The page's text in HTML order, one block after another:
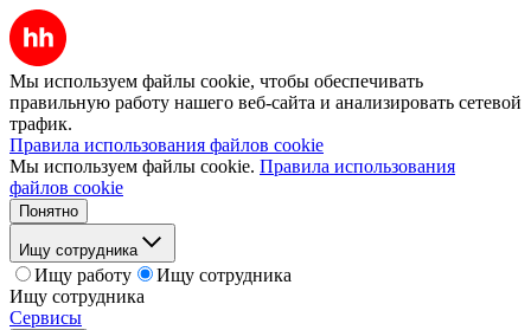
Мы используем файлы cookie, чтобы обеспечивать
правильную работу нашего веб-сайта и анализировать сетевой
трафик.
Правила использования файлов cookie
Мы используем файлы cookie. Правила использования
файлов cookie
Понятно
Ищу сотрудника
Ищу работу
Ищу сотрудника
Ищу сотрудника
Сервисы